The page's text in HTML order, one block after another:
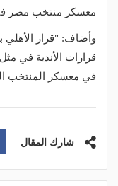
معسكر منتخب مصر
وأضاف: "قرار الأهلي
قرارات الأندية في
في معسكر المنتخب
شارك المقال